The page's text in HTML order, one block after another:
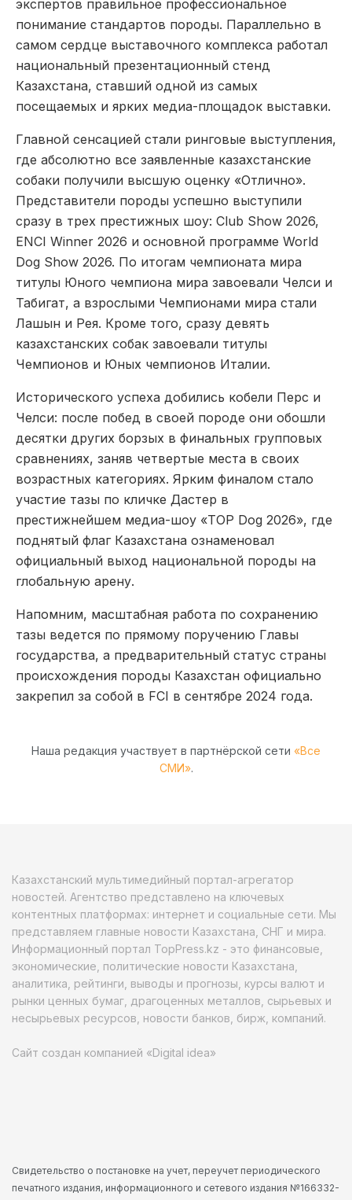
экспертов правильное профессиональное
понимание стандартов породы. Параллельно в
самом сердце выставочного комплекса работал
национальный презентационный стенд
Казахстана, ставший одной из самых
посещаемых и ярких медиа-площадок выставки.
Главной сенсацией стали ринговые выступления,
где абсолютно все заявленные казахстанские
собаки получили высшую оценку «Отлично».
Представители породы успешно выступили
сразу в трех престижных шоу: Club Show 2026,
ENCI Winner 2026 и основной программе World
Dog Show 2026. По итогам чемпионата мира
титулы Юного чемпиона мира завоевали Челси и
Табигат, а взрослыми Чемпионами мира стали
Лашын и Рея. Кроме того, сразу девять
казахстанских собак завоевали титулы
Чемпионов и Юных чемпионов Италии.
Исторического успеха добились кобели Перс и
Челси: после побед в своей породе они обошли
десятки других борзых в финальных групповых
сравнениях, заняв четвертые места в своих
возрастных категориях. Ярким финалом стало
участие тазы по кличке Дастер в
престижнейшем медиа-шоу «TOP Dog 2026», где
поднятый флаг Казахстана ознаменовал
официальный выход национальной породы на
глобальную арену.
Напомним, масштабная работа по сохранению
тазы ведется по прямому поручению Главы
государства, а предварительный статус страны
происхождения породы Казахстан официально
закрепил за собой в FCI в сентябре 2024 года.
Наша редакция участвует в партнёрской сети «Все
СМИ».
Казахстанский мультимедийный портал-агрегатор
новостей. Агентство представлено на ключевых
контентных платформах: интернет и социальные сети. Мы
представляем главные новости Казахстана, СНГ и мира.
Информационный портал TopPress.kz - это финансовые,
экономические, политические новости Казахстана,
аналитика, рейтинги, выводы и прогнозы, курсы валют и
рынки ценных бумаг, драгоценных металлов, сырьевых и
несырьевых ресурсов, новости банков, бирж, компаний.
Сайт создан компанией «Digital idea»
Свидетельство о постановке на учет, переучет периодического
печатного издания, информационного и сетевого издания №166332-